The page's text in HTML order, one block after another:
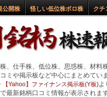
公開株 怪しい低位株ボロ株 クチ
、仕手株、低位株、思惑株、材
ミや掲示板など中心にまとめていま
【Yahoo】ファイナンス掲示板(Y板)よ
最新銘柄口コミ情報が表示されま